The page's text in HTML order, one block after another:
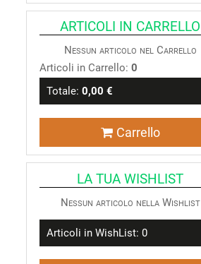
ARTICOLI IN CARRELLO
Nessun articolo nel Carrello
Articoli in Carrello: 0
Totale: 0,00 €
Carrello
LA TUA WISHLIST
Nessun articolo nella Wishlist
Articoli in WishList: 0